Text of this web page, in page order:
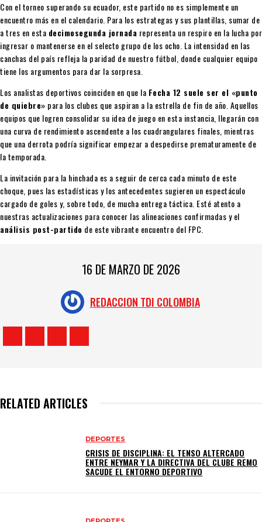
Con el torneo superando su ecuador, este partido no es simplemente un
encuentro más en el calendario. Para los estrategas y sus plantillas, sumar de
a tres en esta decimosegunda jornada representa un respiro en la lucha por
ingresar o mantenerse en el selecto grupo de los ocho. La intensidad en las
canchas del país refleja la paridad de nuestro fútbol, donde cualquier equipo
tiene los argumentos para dar la sorpresa.
Los analistas deportivos coinciden en que la Fecha 12 suele ser el «punto
de quiebre» para los clubes que aspiran a la estrella de fin de año. Aquellos
equipos que logren consolidar su idea de juego en esta instancia, llegarán con
una curva de rendimiento ascendente a los cuadrangulares finales, mientras
que una derrota podría significar empezar a despedirse prematuramente de
la temporada.
La invitación para la hinchada es a seguir de cerca cada minuto de este
choque, pues las estadísticas y los antecedentes sugieren un espectáculo
cargado de goles y, sobre todo, de mucha entrega táctica. Esté atento a
nuestras actualizaciones para conocer las alineaciones confirmadas y el
análisis post-partido de este vibrante encuentro del FPC.
16 DE MARZO DE 2026
REDACCION TDI COLOMBIA
RELATED ARTICLES
DEPORTES
CRISIS DE DISCIPLINA: EL TENSO ALTERCADO
ENTRE NEYMAR Y LA DIRECTIVA DEL CLUBE REMO
SACUDE EL ENTORNO DEPORTIVO